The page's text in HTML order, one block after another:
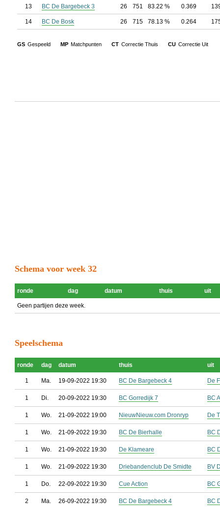
13 BC De Bargebeck 3 26 751 83.22 % 0.369
14 BC De Bosk 26 715 78.13 % 0.264
GS Gespeeld MP Matchpunten CT Correctie Thuis CU Correctie Uit
Schema voor week 32
ronde dag datum thuis uit
Geen partijen deze week.
Speelschema
ronde dag datum thuis uit
1 Ma. 19-09-2022 19:30 BC De Bargebeck 4 De
1 Di. 20-09-2022 19:30 BC Gorredijk 7 BC
1 Wo. 21-09-2022 19:00 NieuwNieuw.com Dronryp De
1 Wo. 21-09-2022 19:30 BC De Bierhalle BC
1 Wo. 21-09-2022 19:30 De Klameare BC
1 Wo. 21-09-2022 19:30 Driebandenclub De Smidte BV
1 Do. 22-09-2022 19:30 Cue Action BC
2 Ma. 26-09-2022 19:30 BC De Bargebeck 4 BC